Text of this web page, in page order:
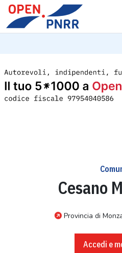
Cesano
Provincia di
Accedi e